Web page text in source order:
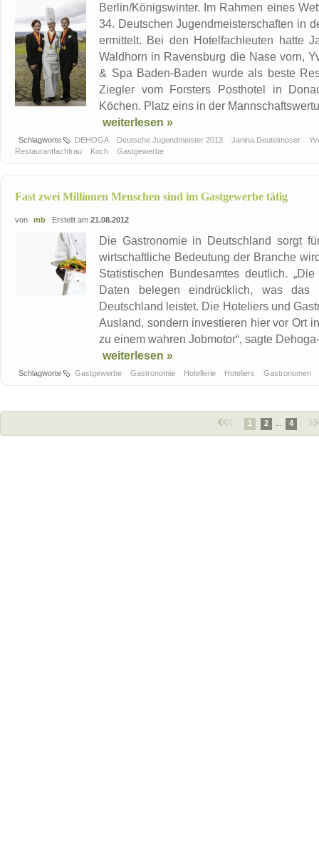
Berlin/Königswinter. Im Rahmen eines
34. Deutschen Jugendmeisterschaften in
ermittelt. Bei den Hotelfachleuten hatte
Waldhorn in Ravensburg die Nase vorn,
& Spa Baden-Baden wurde als beste
Ziegler vom Forsters Posthotel in
Köchen. Platz eins in der
weiterlesen »
Schlagworte DEHOGA Deutsche Jugendmeister 2013 Janina Deutelmoser
Restaurantfachfrau
Koch Gastgewerbe
Fast zwei Millionen Menschen sind im Gastgewerbe tätig
von mb Erstellt am 21.08.2012
Die Gastronomie in Deutschland sorgt
wirtschaftliche Bedeutung der Branche
Statistischen Bundesamtes deutlich.
Daten belegen eindrücklich, was das
Deutschland leistet. Die Hoteliers und
Ausland, sondern investieren hier vor Ort
zu einem wahren Jobmotor“, sagte
weiterlesen »
Schlagworte Gastgewerbe Gastronomie Hotellerie Hoteliers Gastronomen
1 2 4